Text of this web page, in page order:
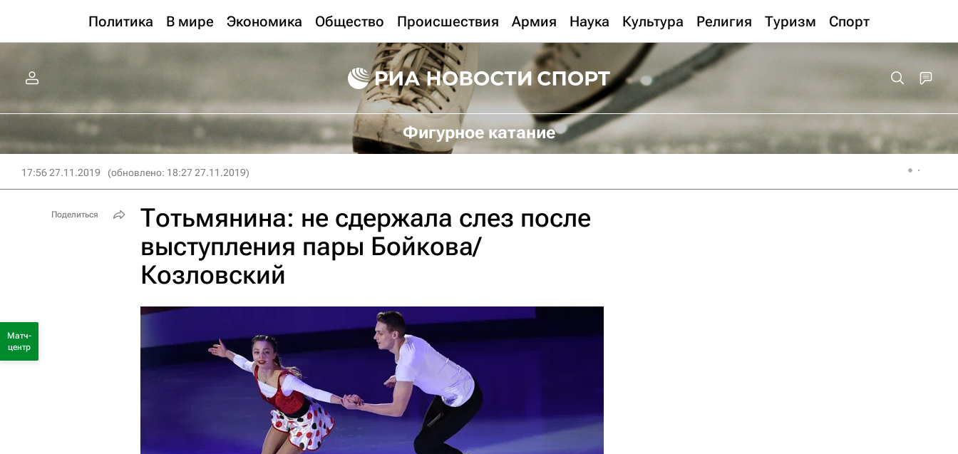
Политика В мире Экономика Общество Происшествия Армия Наука Культура Религия Туризм Спорт
Фигурное катание
17:56 27.11.2019 (обновлено: 18:27 27.11.2019)
Тотьмянина: не сдержала слез после
выступления пары Бойкова/
Козловский
Поделиться
Матч-
центр